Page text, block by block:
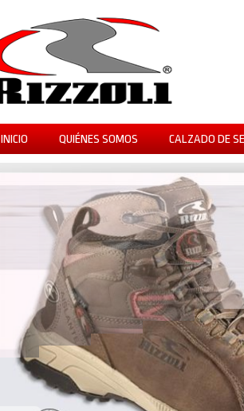
INICIO QUIÉNES SOMOS CALZADO DE